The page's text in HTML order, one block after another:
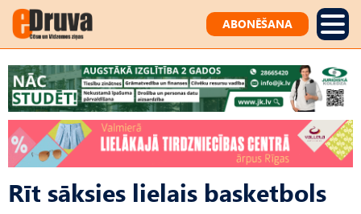
ABONĒŠANA
Rīt sāksies lielais basketbols